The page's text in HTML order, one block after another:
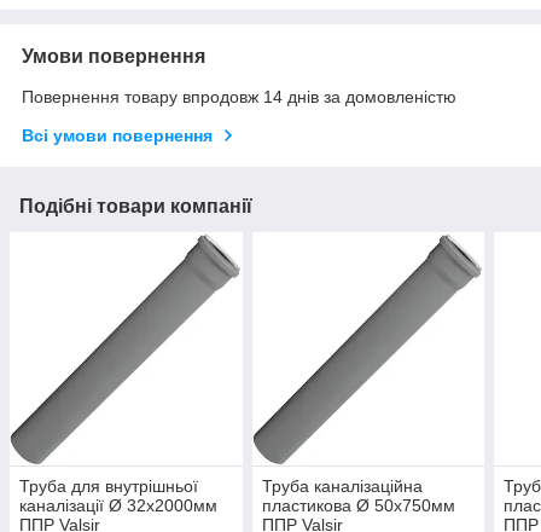
Умови повернення
Повернення товару впродовж 14 днів за домовленістю
Всі умови повернення
Подібні товари компанії
Труба для внутрішньої
каналізації Ø 32х2000мм
ППР Valsir
Труба каналізаційна
пластикова Ø 50х750мм
ППР Valsir
ППР